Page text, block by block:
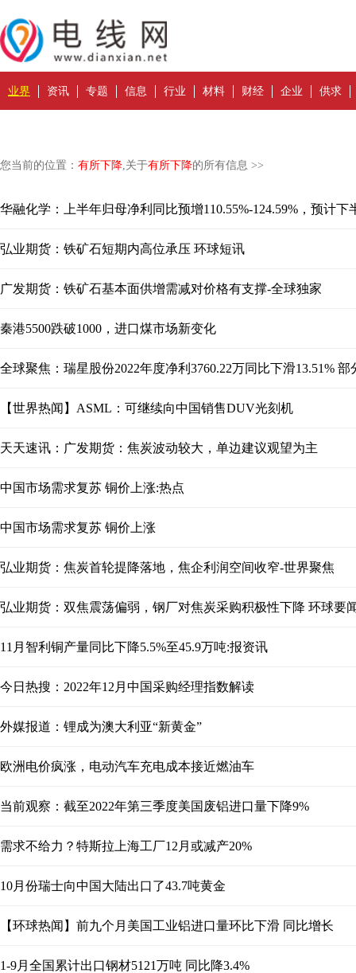
业界 资讯 专题 信息 行业 材料 财经 企业 供求
您当前的位置： 有所下降,关于有所下降的所有信息 >>
华融化学：上半年归母净利同比预增110.55%-124.59%，预计
弘业期货：铁矿石短期内高位承压 环球短讯
广发期货：铁矿石基本面供增需减对价格有支撑-全球独家
秦港5500跌破1000，进口煤市场新变化
全球聚焦：瑞星股份2022年度净利3760.22万同比下滑13.51%
【世界热闻】ASML：可继续向中国销售DUV光刻机
天天速讯：广发期货：焦炭波动较大，单边建议观望为主
中国市场需求复苏 铜价上涨:热点
中国市场需求复苏 铜价上涨
弘业期货：焦炭首轮提降落地，焦企利润空间收窄-世界聚焦
弘业期货：双焦震荡偏弱，钢厂对焦炭采购积极性下降 环球要
11月智利铜产量同比下降5.5%至45.9万吨:报资讯
今日热搜：2022年12月中国采购经理指数解读
外媒报道：锂成为澳大利亚“新黄金”
欧洲电价疯涨，电动汽车充电成本接近燃油车
当前观察：截至2022年第三季度美国废铝进口量下降9%
需求不给力？特斯拉上海工厂12月或减产20%
10月份瑞士向中国大陆出口了43.7吨黄金
【环球热闻】前九个月美国工业铝进口量环比下滑 同比增长
1-9月全国累计出口钢材5121万吨 同比降3.4%